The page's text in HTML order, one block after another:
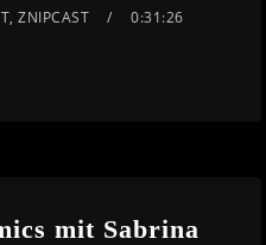
,ZNIPCAST 0:31:26
mit Sabrina